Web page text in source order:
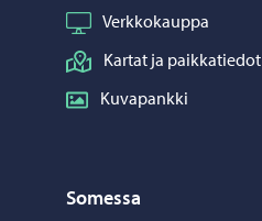
Verkkokauppa
Kartat ja paikkatiedot
Kuvapankki
Somessa